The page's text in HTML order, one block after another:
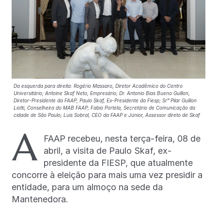
Da esquerda para direita: Rogério Massaro, Diretor Acadêmico do Centro
Universitário; Antoine Skaf Neto, Empresário; Dr. Antonio Bias Bueno Guillon,
Diretor-Presidente da FAAP; Paulo Skaf, Ex-Presidente da Fiesp; Srᵃ Pilar Guillon
Liotti, Conselheira do MAB FAAP; Fabio Portela, Secretário de Comunicação da
cidade de São Paulo; Luis Sobral, CEO da FAAP e Júnior, Assessor direto de Skaf
A
FAAP recebeu, nesta terça-feira, 08 de
abril, a visita de Paulo Skaf, ex-
presidente da FIESP, que atualmente
concorre à eleição para mais uma vez presidir a
entidade, para um almoço na sede da
Mantenedora.